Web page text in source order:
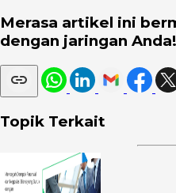
Merasa artikel ini
dengan jaringan Anda!
Topik Terkait